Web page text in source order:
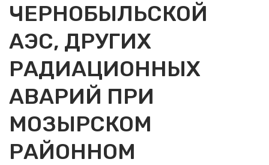
ЧЕРНОБЫЛЬСКОЙ
АЭС, ДРУГИХ
РАДИАЦИОННЫХ
АВАРИЙ ПРИ
МОЗЫРСКОМ
РАЙОННОМ